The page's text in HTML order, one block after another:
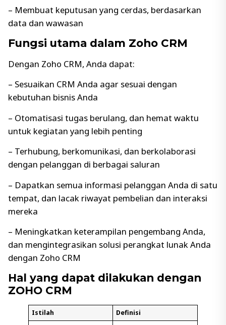
– Membuat keputusan yang cerdas, berdasarkan
data dan wawasan
Fungsi utama dalam Zoho CRM
Dengan Zoho CRM, Anda dapat:
– Sesuaikan CRM Anda agar sesuai dengan
kebutuhan bisnis Anda
– Otomatisasi tugas berulang, dan hemat waktu
untuk kegiatan yang lebih penting
– Terhubung, berkomunikasi, dan berkolaborasi
dengan pelanggan di berbagai saluran
– Dapatkan semua informasi pelanggan Anda di satu
tempat, dan lacak riwayat pembelian dan interaksi
mereka
– Meningkatkan keterampilan pengembang Anda,
dan mengintegrasikan solusi perangkat lunak Anda
dengan Zoho CRM
Hal yang dapat dilakukan dengan
ZOHO CRM
Istilah
Definisi